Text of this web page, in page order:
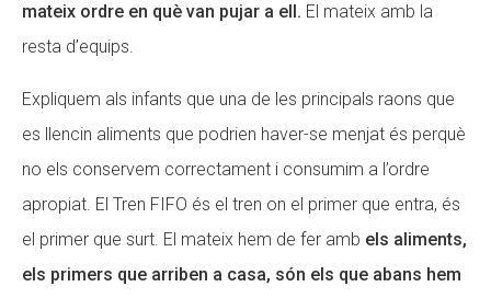
mateix ordre en què van pujar a ell. El mateix amb la
resta d’equips.
Expliquem als infants que una de les principals raons que
es llencin aliments que podrien haver-se menjat és perquè
no els conservem correctament i consumim a l’ordre
apropiat. El Tren FIFO és el tren on el primer que entra, és
el primer que surt. El mateix hem de fer amb els aliments,
els primers que arriben a casa, són els que abans hem